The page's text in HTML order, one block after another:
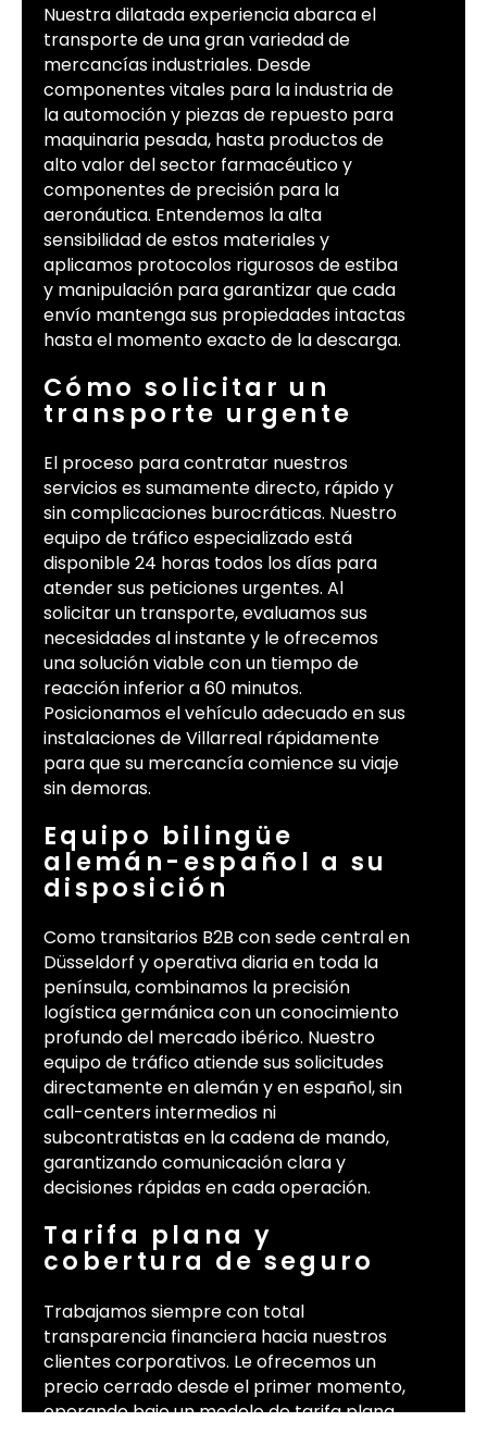
Nuestra dilatada experiencia abarca el
transporte de una gran variedad de
mercancías industriales. Desde
componentes vitales para la industria de
la automoción y piezas de repuesto para
maquinaria pesada, hasta productos de
alto valor del sector farmacéutico y
componentes de precisión para la
aeronáutica. Entendemos la alta
sensibilidad de estos materiales y
aplicamos protocolos rigurosos de estiba
y manipulación para garantizar que cada
envío mantenga sus propiedades intactas
hasta el momento exacto de la descarga.
Cómo solicitar un
transporte urgente
El proceso para contratar nuestros
servicios es sumamente directo, rápido y
sin complicaciones burocráticas. Nuestro
equipo de tráfico especializado está
disponible 24 horas todos los días para
atender sus peticiones urgentes. Al
solicitar un transporte, evaluamos sus
necesidades al instante y le ofrecemos
una solución viable con un tiempo de
reacción inferior a 60 minutos.
Posicionamos el vehículo adecuado en sus
instalaciones de Villarreal rápidamente
para que su mercancía comience su viaje
sin demoras.
Equipo bilingüe
alemán-español a su
disposición
Como transitarios B2B con sede central en
Düsseldorf y operativa diaria en toda la
península, combinamos la precisión
logística germánica con un conocimiento
profundo del mercado ibérico. Nuestro
equipo de tráfico atiende sus solicitudes
directamente en alemán y en español, sin
call-centers intermedios ni
subcontratistas en la cadena de mando,
garantizando comunicación clara y
decisiones rápidas en cada operación.
Tarifa plana y
cobertura de seguro
Trabajamos siempre con total
transparencia financiera hacia nuestros
clientes corporativos. Le ofrecemos un
precio cerrado desde el primer momento,
operando bajo un modelo de tarifa plana